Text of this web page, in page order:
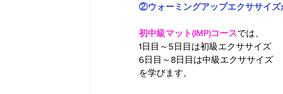
②ウォーミングアップエクササイ
初中級マット(IMP)コースでは、
1日目～5日目は初級エクササイズ
6日目～8日目は中級エクササイズ
を学びます。